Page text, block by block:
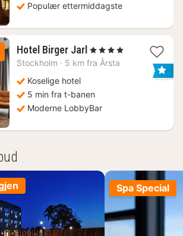
Populær ettermiddagste
Hotel Birger Jarl 1
natt
kr.
, 4 Stjerner
Stockholm · 5 km fra Årsta
Koselige hotel
5 min fra t-banen
Moderne LobbyBar
Spa Special